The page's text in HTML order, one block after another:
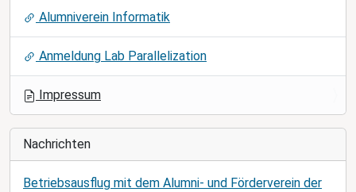
Alumniverein Informatik
Anmeldung Lab Parallelization
Impressum
Nachrichten
Betriebsausflug mit dem Alumni- und Förderverein der